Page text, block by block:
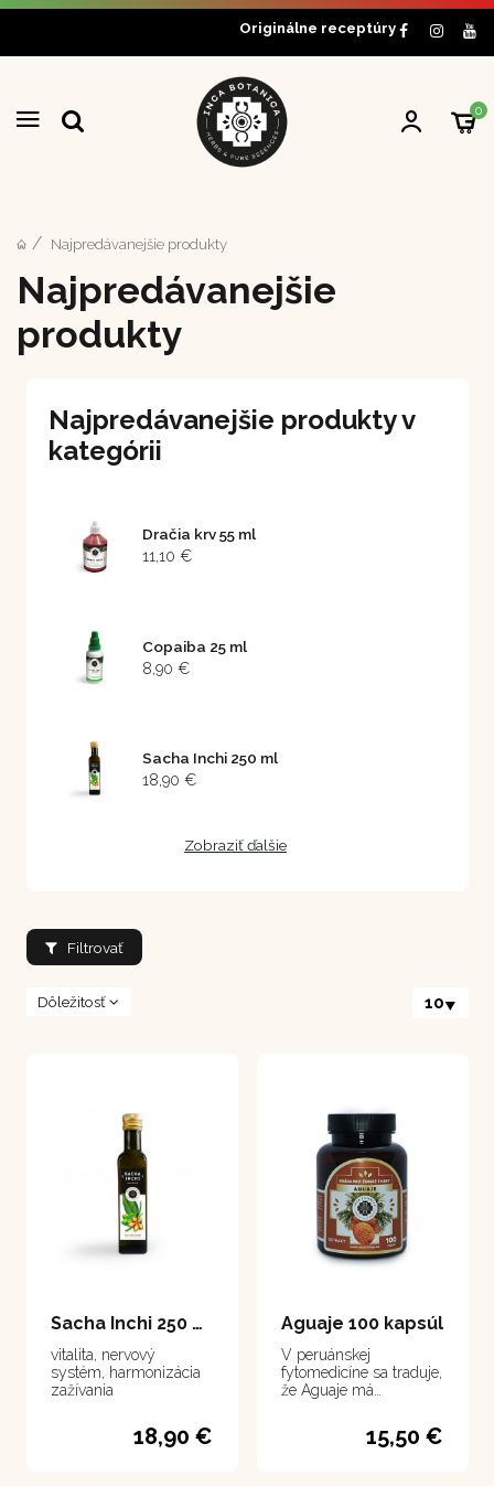
Originálne receptúry
0
Najpredávanejšie produkty
Najpredávanejšie
produkty
Najpredávanejšie produkty v
kategórii
Dračia krv 55 ml
11,10 €
Copaiba 25 ml
8,90 €
Sacha Inchi 250 ml
18,90 €
Zobraziť ďalšie
Filtrovať
Dôležitosť 10
Sacha Inchi 250 ml
vitalita, nervový
systém, harmonizácia
zažívania
18,90 €
Aguaje 100 kapsúl
V peruánskej
fytomedicíne sa traduje,
že Aguaje má
15,50 €